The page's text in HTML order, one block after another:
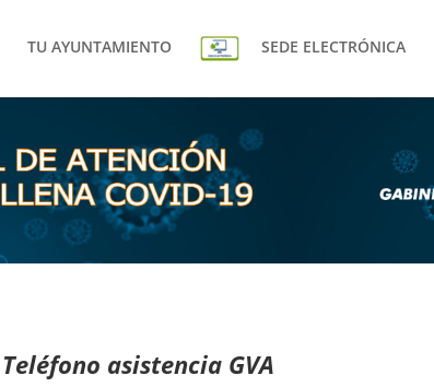
TU AYUNTAMIENTO SEDE ELECTRÓNICA
Teléfono asistencia GVA